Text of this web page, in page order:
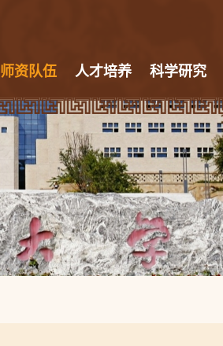
师资队伍 人才培养 科学研究